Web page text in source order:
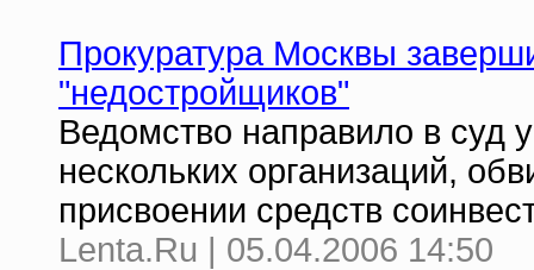
Прокуратура Москвы
"недостройщиков"
Ведомство направило в суд
нескольких организаций,
присвоении средств
Lenta.Ru | 05.04.2006 14:50